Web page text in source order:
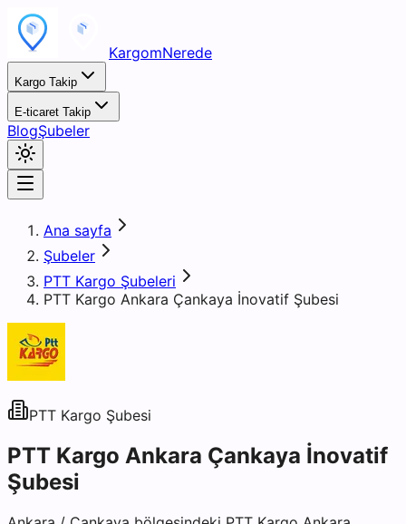
KargomNerede
Kargo Takip
E-ticaret Takip
BlogŞubeler
Ana sayfa
Şubeler
PTT Kargo Şubeleri
PTT Kargo Ankara Çankaya İnovatif Şubesi
PTT Kargo Şubesi
PTT Kargo Ankara Çankaya İnovatif
Şubesi